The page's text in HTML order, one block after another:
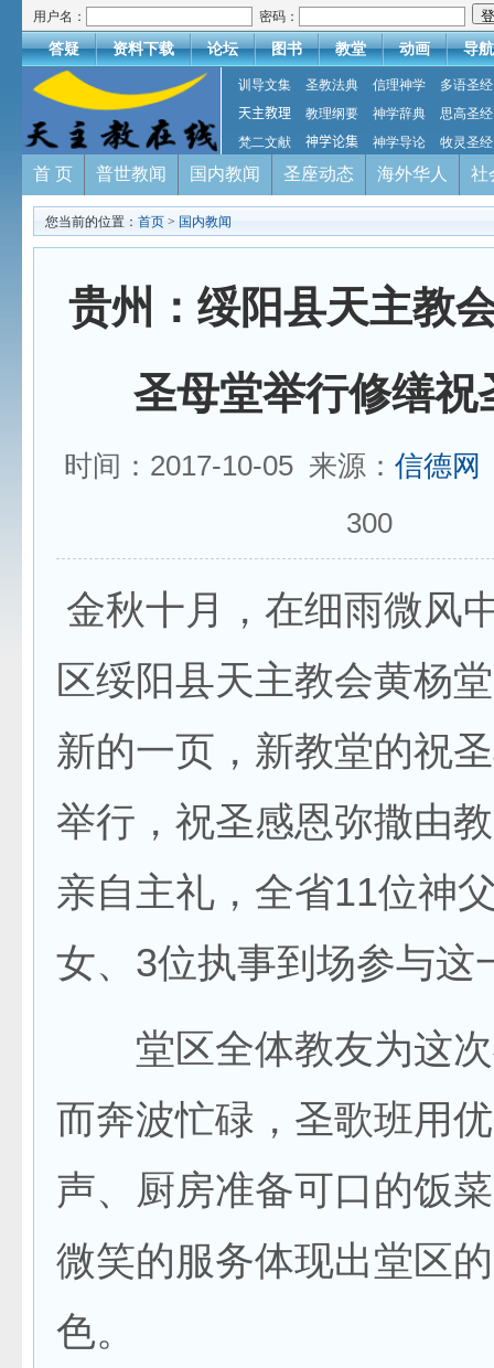
用户名： 密码：
答疑 资料下载 论坛 图书 教堂 动画 导航
训导文集 圣教法典 信理神学
多语圣经
天主教理
教理纲要 神学辞典
思高圣经
梵二文献
神学论集 神学导论 牧灵圣经
首 页 普世教闻 国内教闻 圣座动态 海外华人 社
您当前的位置： 首页 > 国内教闻
贵州：绥阳县天主教
圣母堂举行修缮祝
时间：2017-10-05 来源： 信德网
300
金秋十月，在细雨微风
区绥阳县天主教会黄杨
新的一页，新教堂的祝
举行，祝圣感恩弥撒由
亲自主礼，全省11位神
女、3位执事到场参与这
堂区全体教友为这次
而奔波忙碌，圣歌班用
声、厨房准备可口的饭
微笑的服务体现出堂区
色。